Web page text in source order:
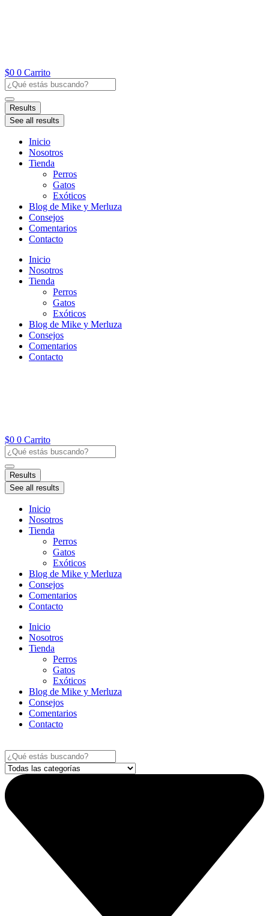
$0 0 Carrito
Search
...
Results
See all results
Inicio
Nosotros
Tienda
Perros
Gatos
Exóticos
Blog de Mike y Merluza
Consejos
Comentarios
Contacto
Inicio
Nosotros
Tienda
Perros
Gatos
Exóticos
Blog de Mike y Merluza
Consejos
Comentarios
Contacto
$0 0 Carrito
Search
...
Results
See all results
Inicio
Nosotros
Tienda
Perros
Gatos
Exóticos
Blog de Mike y Merluza
Consejos
Comentarios
Contacto
Inicio
Nosotros
Tienda
Perros
Gatos
Exóticos
Blog de Mike y Merluza
Consejos
Comentarios
Contacto
Search
...